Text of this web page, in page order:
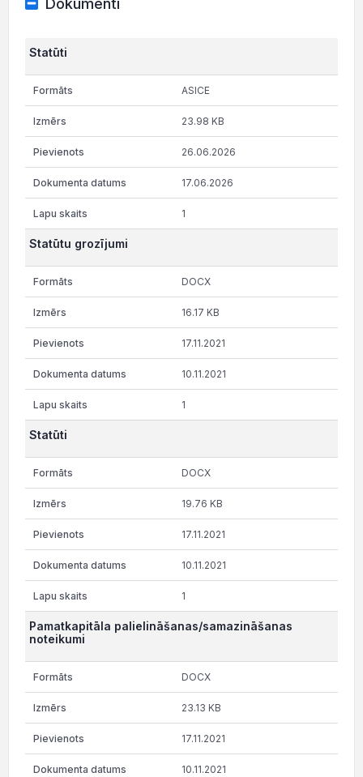
Dokumenti
Statūti
ASICE
23.98 KB
26.06.2026
17.06.2026
1
Statūtu grozījumi
DOCX
16.17 KB
17.11.2021
10.11.2021
1
Statūti
DOCX
19.76 KB
17.11.2021
10.11.2021
1
Pamatkapitāla palielināšanas/samazināšanas
noteikumi
DOCX
23.13 KB
17.11.2021
10.11.2021